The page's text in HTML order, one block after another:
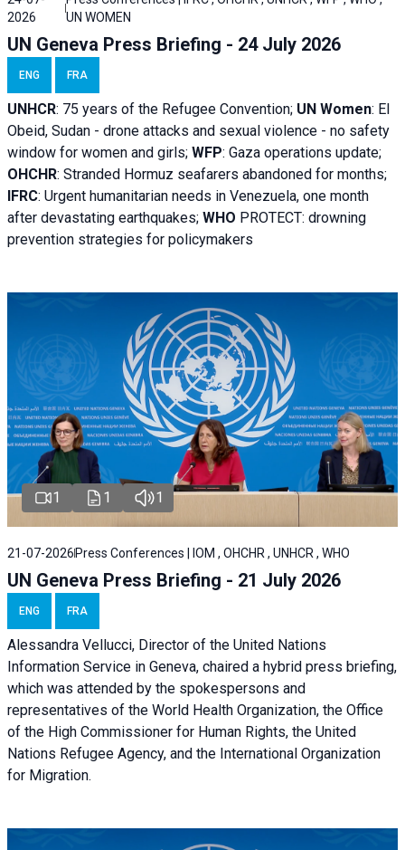
2026
UN WOMEN
UN Geneva Press Briefing - 24 July 2026
ENG FRA
UNHCR: 75 years of the Refugee Convention; UN Women: El
Obeid, Sudan - drone attacks and sexual violence - no safety
window for women and girls; WFP: Gaza operations update;
OHCHR: Stranded Hormuz seafarers abandoned for months;
IFRC: Urgent humanitarian needs in Venezuela, one month
after devastating earthquakes; WHO PROTECT: drowning
prevention strategies for policymakers
1 1 1
21-07-2026 Press Conferences | IOM , OHCHR , UNHCR , WHO
UN Geneva Press Briefing - 21 July 2026
ENG FRA
Alessandra Vellucci, Director of the United Nations
Information Service in Geneva, chaired a hybrid press briefing,
which was attended by the spokespersons and
representatives of the World Health Organization, the Office
of the High Commissioner for Human Rights, the United
Nations Refugee Agency, and the International Organization
for Migration.